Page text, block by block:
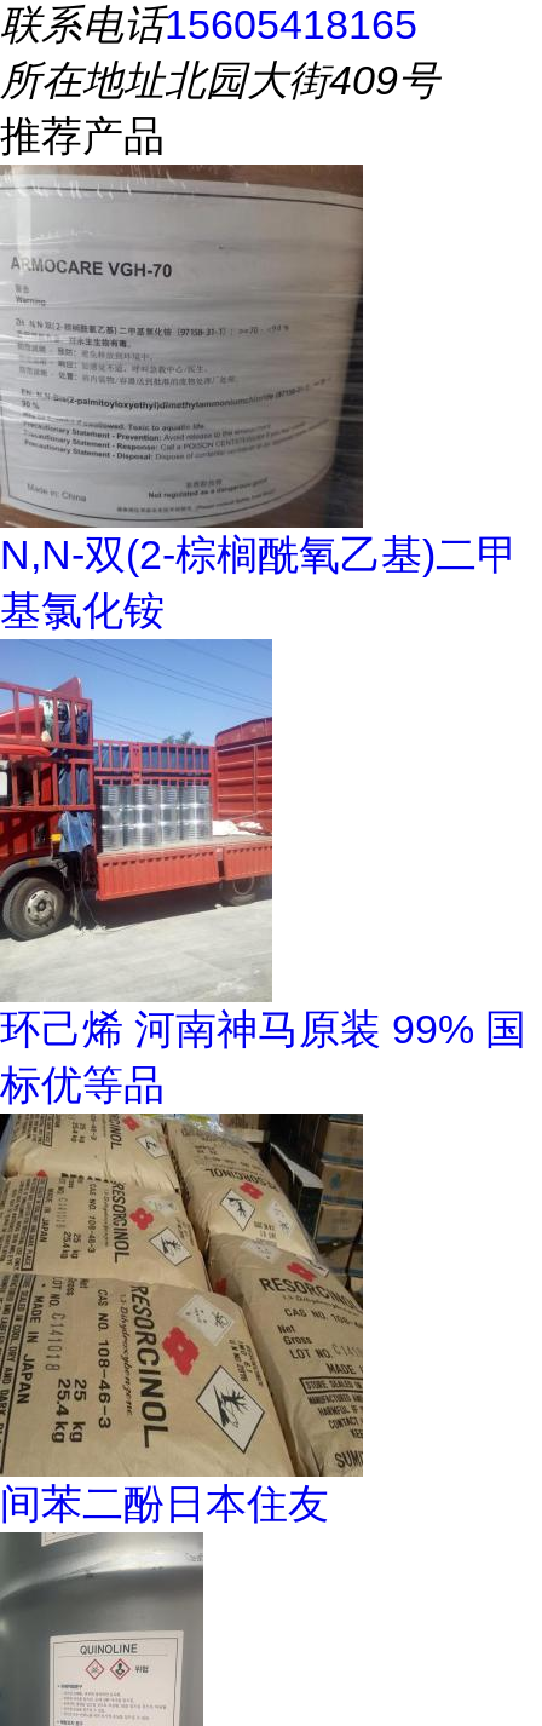
联系电话15605418165
所在地址北园大街409号
推荐产品
N,N-双(2-棕榈酰氧乙基)二甲
基氯化铵
环己烯 河南神马原装 99% 国
标优等品
间苯二酚日本住友